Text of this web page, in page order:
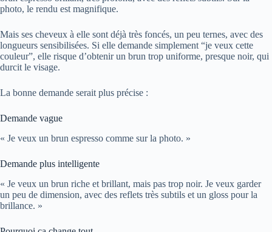
photo, le rendu est magnifique.
Mais ses cheveux à elle sont déjà très foncés, un peu ternes, avec des
longueurs sensibilisées. Si elle demande simplement “je veux cette
couleur”, elle risque d’obtenir un brun trop uniforme, presque noir, qui
durcit le visage.
La bonne demande serait plus précise :
Demande vague
« Je veux un brun espresso comme sur la photo. »
Demande plus intelligente
« Je veux un brun riche et brillant, mais pas trop noir. Je veux garder
un peu de dimension, avec des reflets très subtils et un gloss pour la
brillance. »